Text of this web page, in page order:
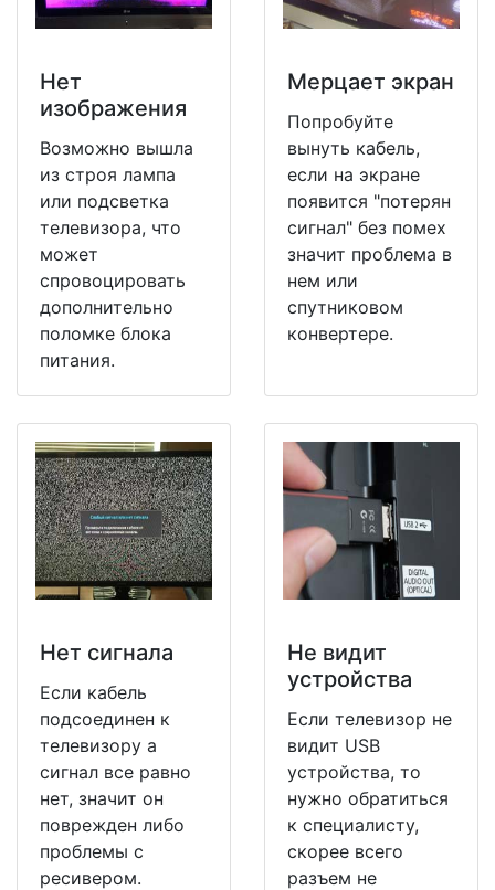
Нет
изображения
Возможно вышла
из строя лампа
или подсветка
телевизора, что
может
спровоцировать
дополнительно
поломке блока
питания.
Мерцает экран
Попробуйте
вынуть кабель,
если на экране
появится "потерян
сигнал" без помех
значит проблема в
нем или
спутниковом
конвертере.
Нет сигнала
Если кабель
подсоединен к
телевизору а
сигнал все равно
нет, значит он
поврежден либо
проблемы с
ресивером.
Не видит
устройства
Если телевизор не
видит USB
устройства, то
нужно обратиться
к специалисту,
скорее всего
разъем не